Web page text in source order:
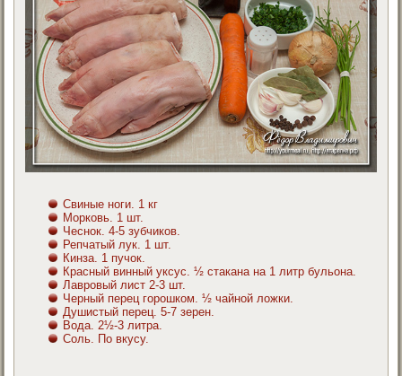
Свиные ноги. 1 кг
Морковь. 1 шт.
Чеснок. 4-5 зубчиков.
Репчатый лук. 1 шт.
Кинза. 1 пучок.
Красный винный уксус. ½ стакана на 1 литр бульона.
Лавровый лист 2-3 шт.
Черный перец горошком. ½ чайной ложки.
Душистый перец. 5-7 зерен.
Вода. 2½-3 литра.
Соль. По вкусу.